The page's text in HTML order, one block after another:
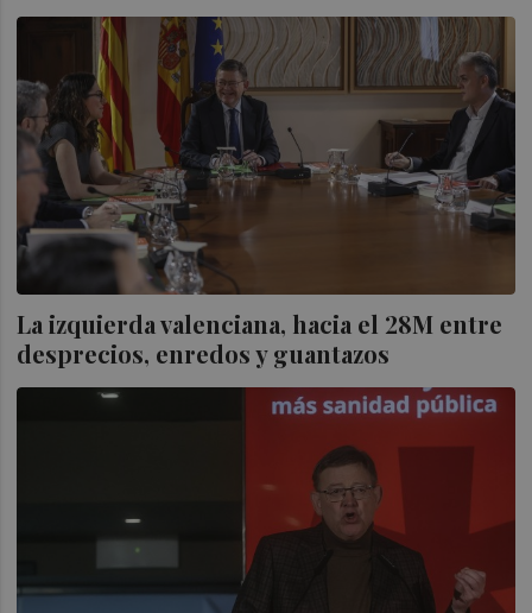
La izquierda valenciana, hacia el 28M entre
desprecios, enredos y guantazos